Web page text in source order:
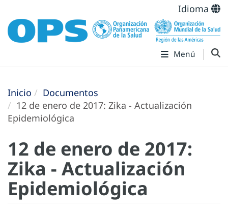
Idioma
Menú
Inicio
Documentos
12 de enero de 2017: Zika - Actualización
Epidemiológica
12 de enero de 2017:
Zika - Actualización
Epidemiológica